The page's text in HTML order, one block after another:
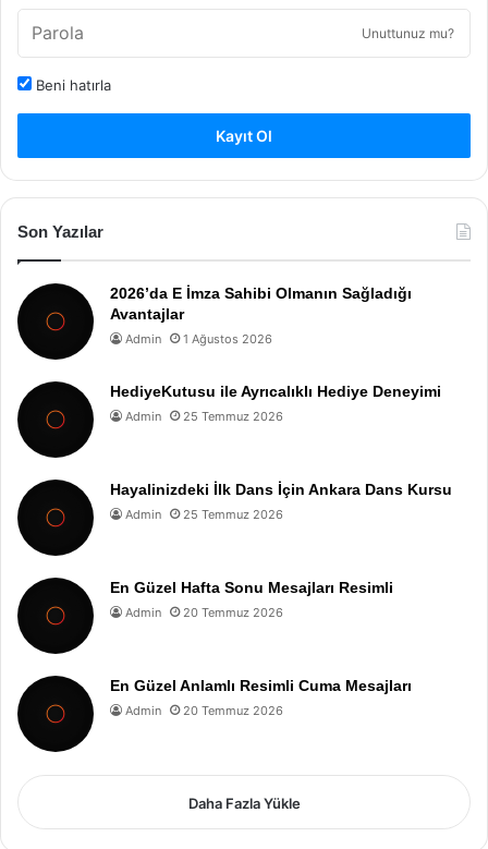
Unuttunuz mu?
Beni hatırla
Kayıt Ol
Son Yazılar
2026’da E İmza Sahibi Olmanın Sağladığı
Avantajlar
Admin 1 Ağustos 2026
HediyeKutusu ile Ayrıcalıklı Hediye Deneyimi
Admin 25 Temmuz 2026
Hayalinizdeki İlk Dans İçin Ankara Dans Kursu
Admin 25 Temmuz 2026
En Güzel Hafta Sonu Mesajları Resimli
Admin 20 Temmuz 2026
En Güzel Anlamlı Resimli Cuma Mesajları
Admin 20 Temmuz 2026
Daha Fazla Yükle